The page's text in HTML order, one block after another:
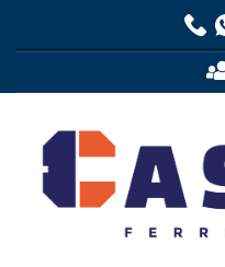
0 artículo (s)